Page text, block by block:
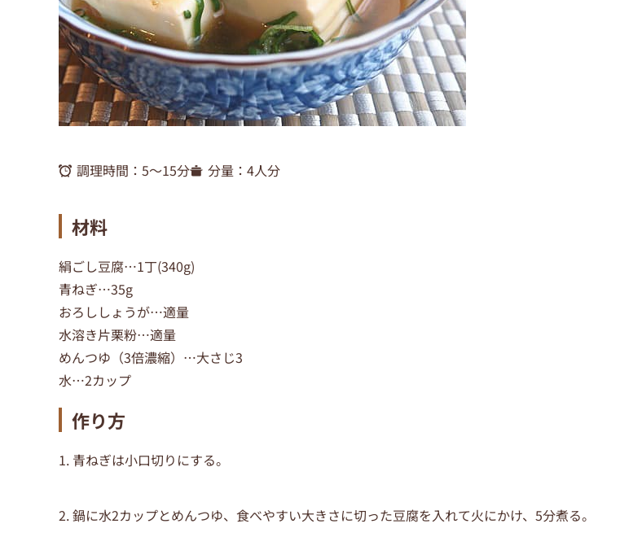
調理時間： 5〜15分 分量： 4人分
材料
絹ごし豆腐…1丁(340g)
青ねぎ…35g
おろししょうが…適量
水溶き片栗粉…適量
めんつゆ（3倍濃縮）…大さじ3
水…2カップ
作り方
1. 青ねぎは小口切りにする。
2. 鍋に水2カップとめんつゆ、食べやすい大きさに切った豆腐を入れて火にかけ、5分煮る。